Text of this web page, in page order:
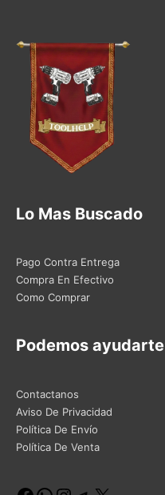
Lo Mas Buscado
Pago Contra Entrega
Compra En Efectivo
Como Comprar
Podemos ayudarte
Contactanos
Aviso De Privacidad
Política De Envío
Política De Venta